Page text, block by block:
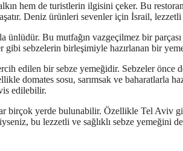
hem de turistlerin ilgisini çeker. Bu
Deniz ürünleri sevenler için İsrail, lezzetli
ünlüdür. Bu mutfağın vazgeçilmez bir
gibi sebzelerin birleşimiyle hazırlanan bir
edilen bir sebze yemeğidir. Sebzeler önce
domates sosu, sarımsak ve baharatlarla
edilebilir.
birçok yerde bulunabilir. Özellikle Tel Aviv
bu lezzetli ve sağlıklı sebze yemeğini